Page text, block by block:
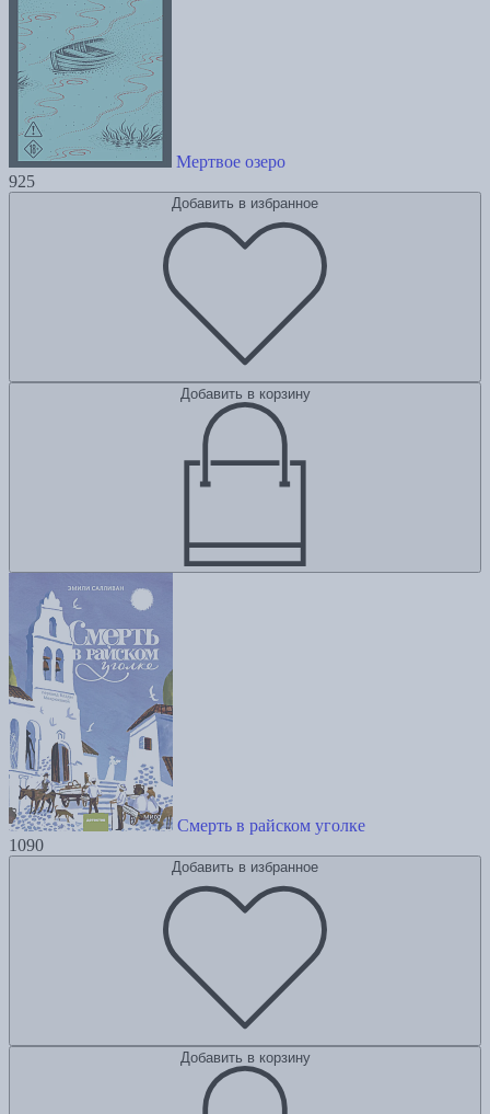
Мертвое озеро
925
Добавить в избранное
Добавить в корзину
Смерть в райском уголке
1090
Добавить в избранное
Добавить в корзину